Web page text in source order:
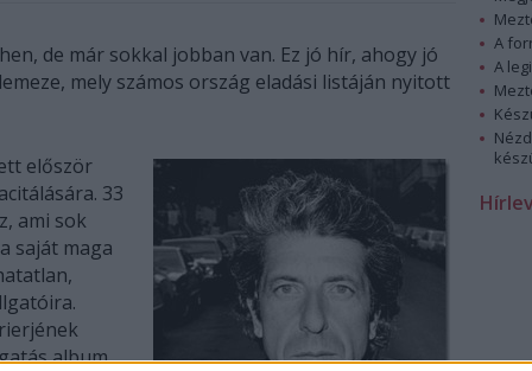
de már sokkal jobban van. Ez jó hír, ahogy jó
mely számos ország eladási listáján nyitott
először
33
ami sok
saját maga
album,
A
A